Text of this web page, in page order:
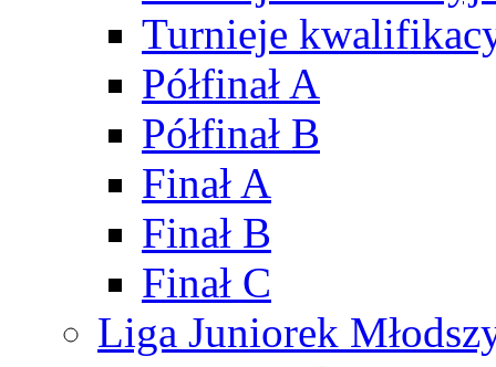
Turnieje
Półfinał A
Półfinał B
Finał A
Finał B
Finał C
Liga Juniorek